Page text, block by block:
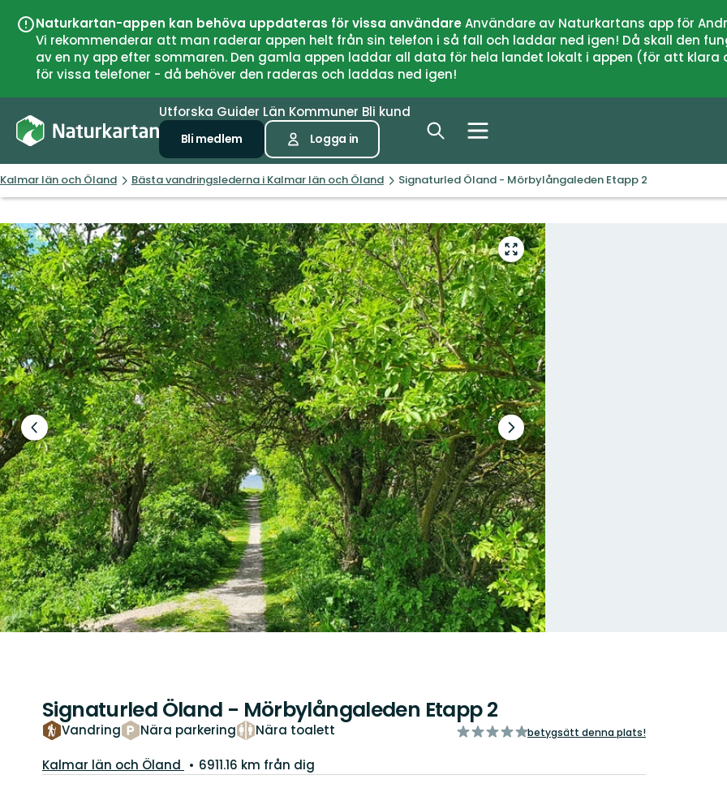
Naturkartan-appen kan behöva uppdateras för vissa användareAnvändare av Naturkartans app för
Vi rekommenderar att man raderar appen helt från sin telefon i så fall och laddar ned igen! Då skall den
av en ny app efter sommaren. Den gamla appen laddar all data för hela landet lokalt i appen (för att
för vissa telefoner - då behöver den raderas och laddas ned igen!
Utforska Guider Län Kommuner Bli kund
Bli medlem Logga in
Kalmar län och Öland Bästa vandringslederna i Kalmar län och Öland Signaturled Öland - Mörbylångaleden Etapp 2
Gå
till
helskärmsläge
Föregående
bild
Nästa
bildspel
Signaturled Öland - Mörbylångaleden Etapp 2
Vandring Nära parkering Nära toalett
av
betygsätt denna plats!
Län:
Kalmar län och Öland 6911.16 km från dig